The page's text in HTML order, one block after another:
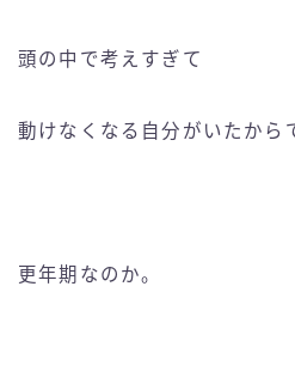
頭の中で考えすぎて
動けなくなる自分がいたから
更年期なのか。